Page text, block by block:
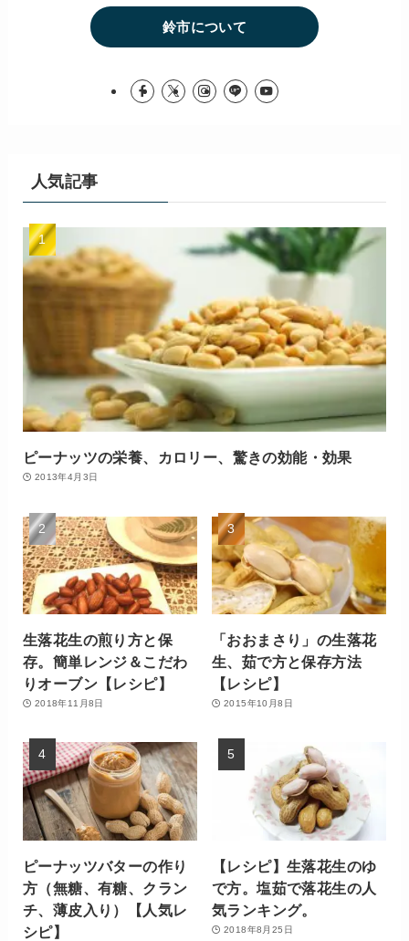
鈴市について
人気記事
ピーナッツの栄養、カロリー、驚きの効能・効果
2013年4月3日
生落花生の煎り方と保
存。簡単レンジ＆こだわ
りオーブン【レシピ】
2018年11月8日
「おおまさり」の生落花
生、茹で方と保存方法
【レシピ】
2015年10月8日
ピーナッツバターの作り
方（無糖、有糖、クラン
チ、薄皮入り）【人気レ
シピ】
【レシピ】生落花生のゆ
で方。塩茹で落花生の人
気ランキング。
2018年8月25日